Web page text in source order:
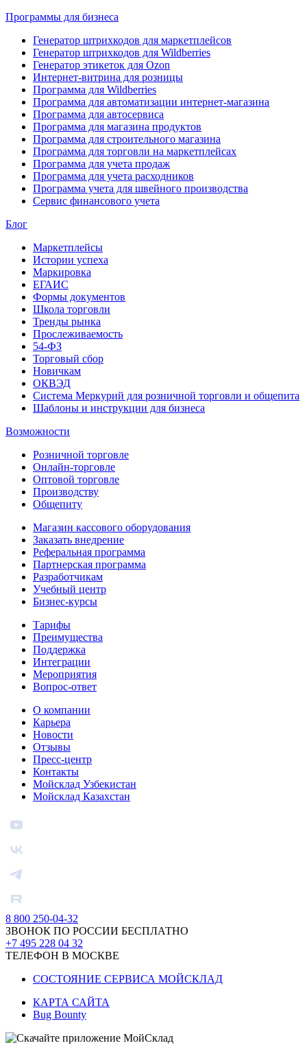
Программы для бизнеса
Генератор штрихкодов для маркетплейсов
Генератор штрихкодов для Wildberries
Генератор этикеток для Ozon
Интернет-витрина для розницы
Программа для Wildberries
Программа для автоматизации интернет-магазина
Программа для автосервиса
Программа для магазина продуктов
Программа для строительного магазина
Программа для торговли на маркетплейсах
Программа для учета продаж
Программа для учета расходников
Программа учета для швейного производства
Сервис финансового учета
Блог
Маркетплейсы
Истории успеха
Маркировка
ЕГАИС
Формы документов
Школа торговли
Тренды рынка
Прослеживаемость
54-ФЗ
Торговый сбор
Новичкам
ОКВЭД
Система Меркурий для розничной торговли и общепита
Шаблоны и инструкции для бизнеса
Возможности
Розничной торговле
Онлайн-торговле
Оптовой торговле
Производству
Общепиту
Магазин кассового оборудования
Заказать внедрение
Реферальная программа
Партнерская программа
Разработчикам
Учебный центр
Бизнес‑курсы
Тарифы
Преимущества
Поддержка
Интеграции
Мероприятия
Вопрос-ответ
О компании
Карьера
Новости
Отзывы
Пресс-центр
Контакты
Мойсклад Узбекистан
Мойсклад Казахстан
8 800 250-04-32
ЗВОНОК ПО РОССИИ БЕСПЛАТНО
+7 495 228 04 32
ТЕЛЕФОН В МОСКВЕ
СОСТОЯНИЕ СЕРВИСА МОЙСКЛАД
КАРТА САЙТА
Bug Bounty